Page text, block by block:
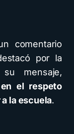
comentario
por la
mensaje,
el respeto
la escuela.